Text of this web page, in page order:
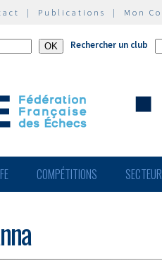
| Publications | Mon
Rechercher un club
COMPÉTITIONS